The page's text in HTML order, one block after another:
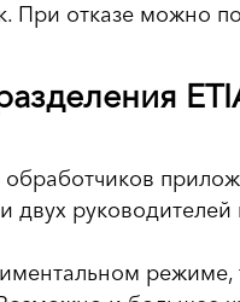
При отказе можно
двух руководителей
режиме,